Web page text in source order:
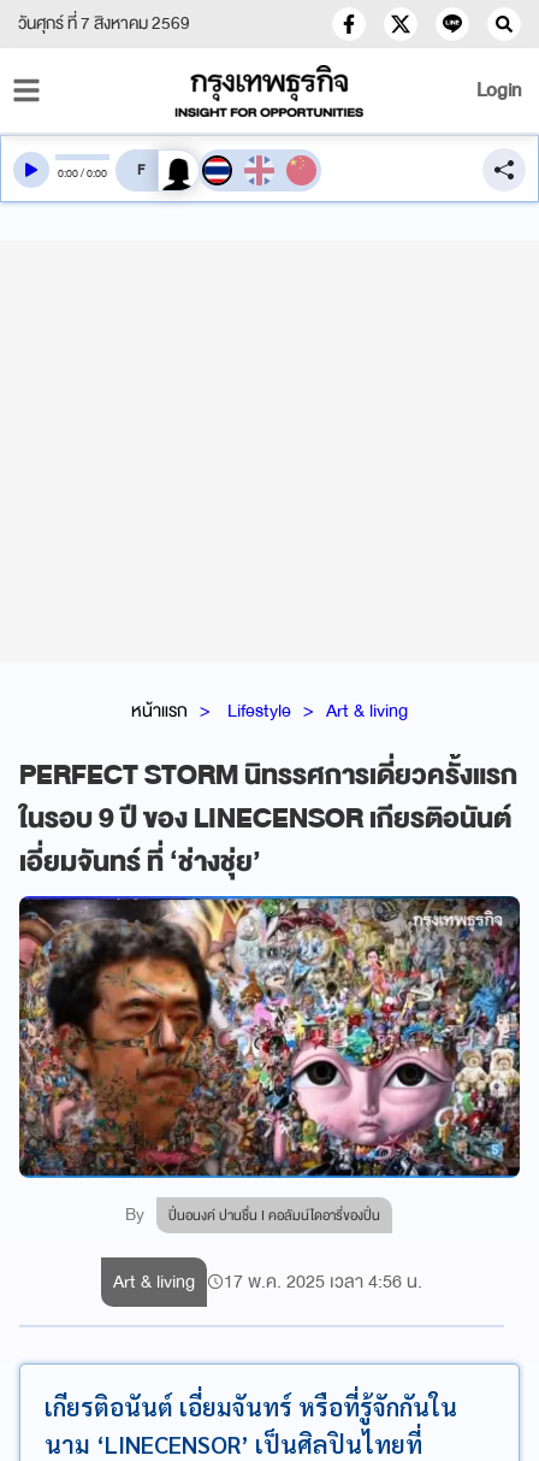
วันศุกร์ ที่ 7 สิงหาคม 2569
Login
หน้าแรก Lifestyle Art & living
PERFECT STORM นิทรรศการเดี่ยวครั้งแรก
ในรอบ 9 ปี ของ LINECENSOR เกียรติอนันต์
เอี่ยมจันทร์ ที่ ‘ช่างชุ่ย’
By ปิ่นอนงค์ ปานชื่น I คอลัมน์ไดอารี่ของปิ่น
0:00/0:00 สลับเสียงอ่าน
Art & living 17 พ.ค. 2025 เวลา 4:56 น.
เกียรติอนันต์ เอี่ยมจันทร์ หรือที่รู้จักกันใน
นาม ‘LINECENSOR’ เป็นศิลปินไทยที่